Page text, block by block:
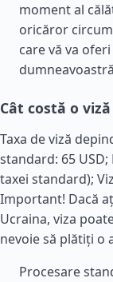
moment al
oricăror
care vă va
Cât costă o
Taxa de viză
standard: 65
taxei standard);
Important! Dacă
Ucraina, viza
nevoie să plătiți o
Procesare